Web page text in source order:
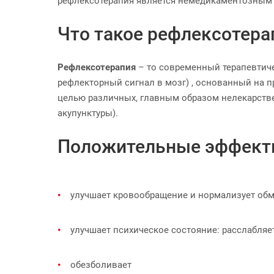
Что такое
Рефлексотерапия – то современный
рефлекторный сигнал в мозг) , основанный на
целью различных, главным образом
акупунктуры).
Положительные
улучшает кровообращение и нормализует
улучшает психическое состояние:
обезболивает